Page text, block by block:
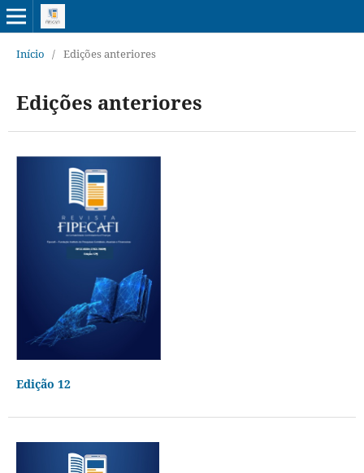
Início / Edições anteriores
Edições anteriores
Edição 12